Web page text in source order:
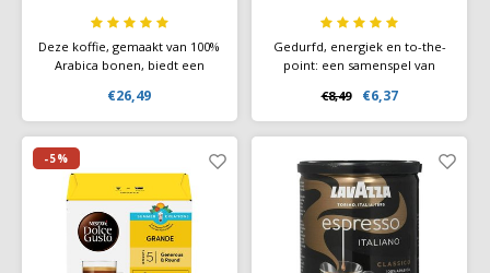
Deze koffie, gemaakt van 100%
Arabica bonen, biedt een
aroma’s, smaken en een rijke
body. Niet voor niets heeft
deze koffie de prestigieuze
Gold Medal gewonnen op de
International Coffee Tasting
2020.
€26,49
Gedurfd, energiek en to-the-
point: een samenspel van
in de richting van het cacao-
aroma, dat mooi combineert
met de tonen van geroosterd
brood en karamel.
€8,49 €6,37
-5%